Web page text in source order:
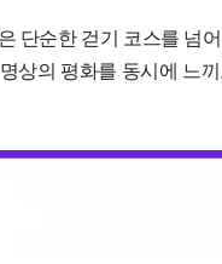
단순한 걷기 코스를 넘
상의 평화를 동시에 느